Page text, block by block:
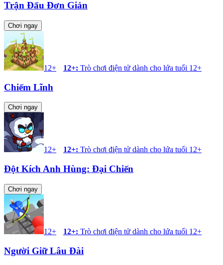
Trận Đấu Đơn Giản
Chơi ngay
12+ 12+: Trò chơi điện tử dành cho lứa tuổi 12+
Chiếm Lĩnh
Chơi ngay
12+ 12+: Trò chơi điện tử dành cho lứa tuổi 12+
Đột Kích Anh Hùng: Đại Chiến
Chơi ngay
12+ 12+: Trò chơi điện tử dành cho lứa tuổi 12+
Người Giữ Lâu Đài